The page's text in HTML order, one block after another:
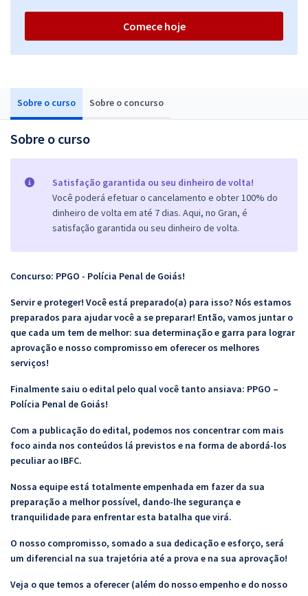
Sobre o curso Sobre o concurso
Sobre o curso
Satisfação garantida ou seu dinheiro de volta!
Você poderá efetuar o cancelamento e obter 100% do
dinheiro de volta em até 7 dias. Aqui, no Gran, é
satisfação garantida ou seu dinheiro de volta.
Concurso: PPGO - Polícia Penal de Goiás!
Servir e proteger! Você está preparado(a) para isso? Nós estamos
preparados para ajudar você a se preparar! Então, vamos juntar o
que cada um tem de melhor: sua determinação e garra para lograr
aprovação e nosso compromisso em oferecer os melhores
serviços!
Finalmente saiu o edital pelo qual você tanto ansiava: PPGO –
Polícia Penal de Goiás!
Com a publicação do edital, podemos nos concentrar com mais
foco ainda nos conteúdos lá previstos e na forma de abordá-los
peculiar ao IBFC.
Nossa equipe está totalmente empenhada em fazer da sua
preparação a melhor possível, dando-lhe segurança e
tranquilidade para enfrentar esta batalha que virá.
O nosso compromisso, somado a sua dedicação e esforço, será
um diferencial na sua trajetória até a prova e na sua aprovação!
Veja o que temos a oferecer (além do nosso empenho e do nosso
Comece hoje